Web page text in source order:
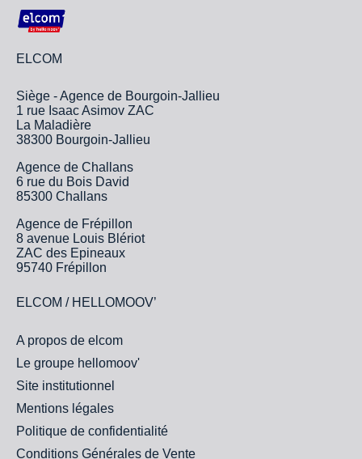
ELCOM
Siège - Agence de Bourgoin-Jallieu
1 rue Isaac Asimov ZAC
La Maladière
38300 Bourgoin-Jallieu
Agence de Challans
6 rue du Bois David
85300 Challans
Agence de Frépillon
8 avenue Louis Blériot
ZAC des Epineaux
95740 Frépillon
ELCOM / HELLOMOOV’
A propos de elcom
Le groupe hellomoov'
Site institutionnel
Mentions légales
Politique de confidentialité
Conditions Générales de Vente